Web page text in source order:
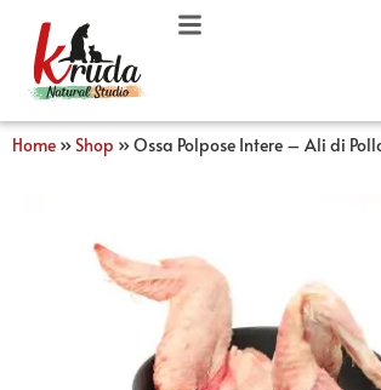
Home »Shop »Ossa Polpose Intere – Ali di